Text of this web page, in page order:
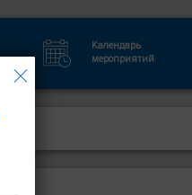
Календарь
мероприятий
Авторизация